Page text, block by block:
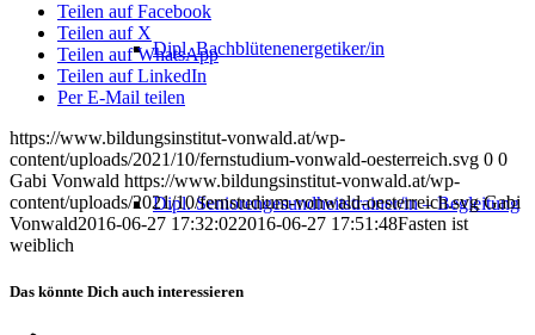
Dipl. Bachblütenenergetiker/in
Dipl. Seniorengesundheitstrainer/in – Begleitung
Teilen auf Facebook
Teilen auf X
Teilen auf WhatsApp
Teilen auf LinkedIn
Per E-Mail teilen
https://www.bildungsinstitut-vonwald.at/wp-
content/uploads/2021/10/fernstudium-vonwald-oesterreich.svg 0 0
Gabi Vonwald https://www.bildungsinstitut-vonwald.at/wp-
content/uploads/2021/10/fernstudium-vonwald-oesterreich.svg Gabi
Vonwald2016-06-27 17:32:022016-06-27 17:51:48Fasten ist
weiblich
Das könnte Dich auch interessieren